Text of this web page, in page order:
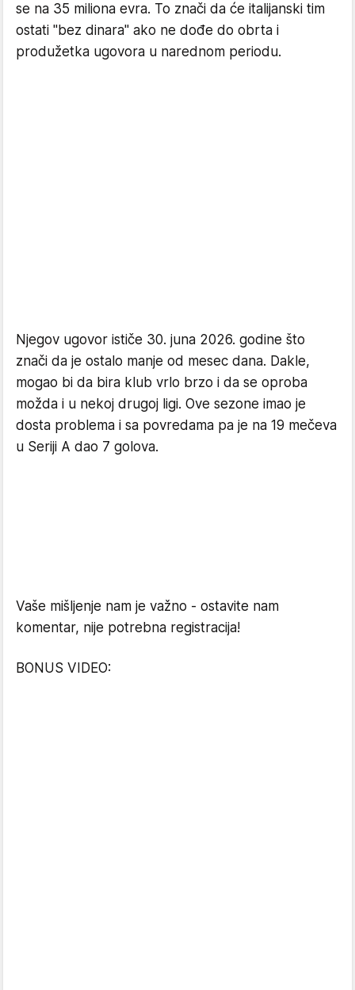
se na 35 miliona evra. To znači da će italijanski tim
ostati "bez dinara" ako ne dođe do obrta i
produžetka ugovora u narednom periodu.
Njegov ugovor ističe 30. juna 2026. godine što
znači da je ostalo manje od mesec dana. Dakle,
mogao bi da bira klub vrlo brzo i da se oproba
možda i u nekoj drugoj ligi. Ove sezone imao je
dosta problema i sa povredama pa je na 19 mečeva
u Seriji A dao 7 golova.
Vaše mišljenje nam je važno - ostavite nam
komentar, nije potrebna registracija!
BONUS VIDEO: